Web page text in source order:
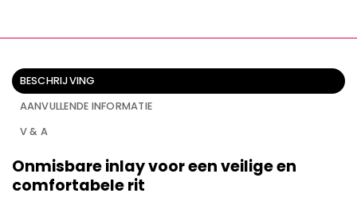
BESCHRIJVING
AANVULLENDE INFORMATIE
V & A
Onmisbare inlay voor een veilige en
comfortabele rit